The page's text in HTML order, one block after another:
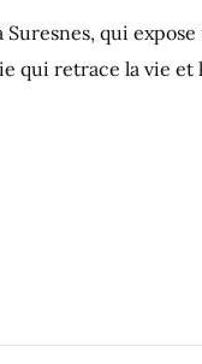
Suresnes, qui
qui retrace la vie